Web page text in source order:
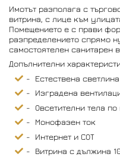
Имотът разполага с
витрина, с лице към
Помещението е с прави
разпределението спрямо
самостоятелен санитарен
Допълнителни
- Естествена
- Изградена
- Овсетителни тела по
- Монофазен ток
- Интернет и СОТ
- Витрина с дължина